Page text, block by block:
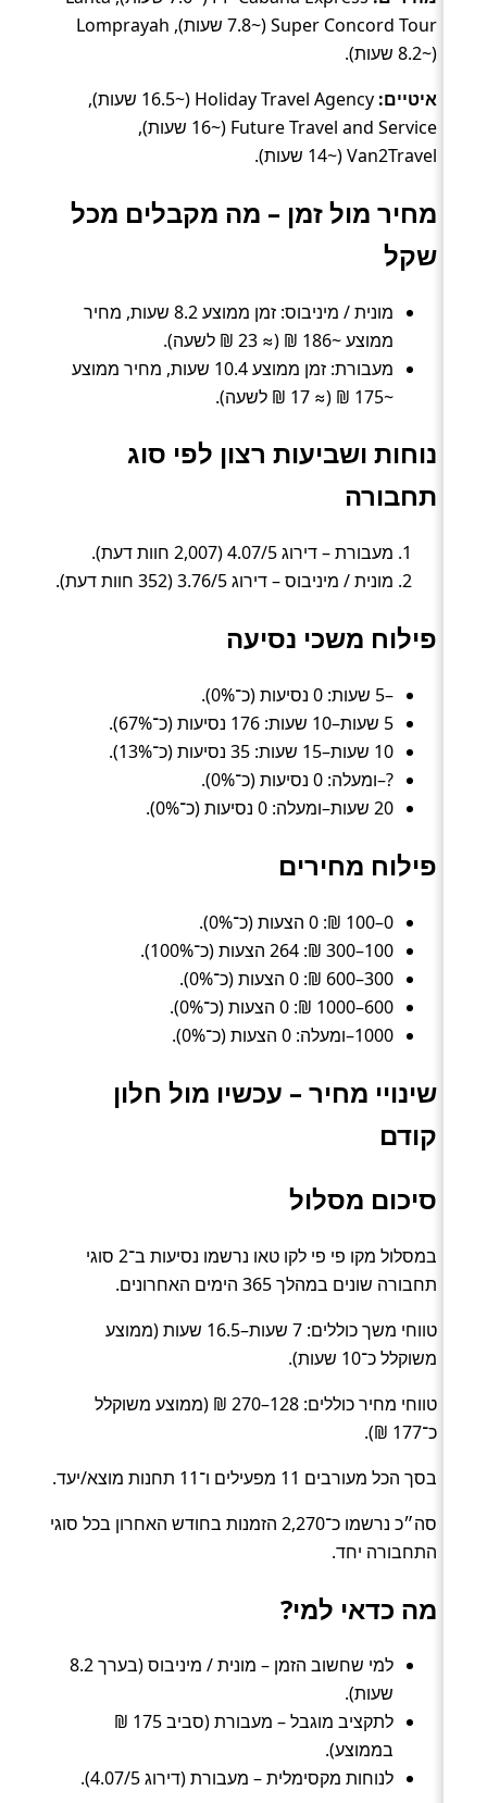
Super Concord Tour (~7.8 שעות), Lomprayah
(~8.2 שעות).
איטיים:
Holiday Travel Agency (~16.5 שעות),
Future Travel and Service (~16 שעות),
Van2Travel (~14 שעות).
מחיר מול זמן – מה מקבלים מכל
שקל
מונית / מיניבוס: זמן ממוצע 8.2 שעות, מחיר
ממוצע ~186 ₪ (≈ 23 ₪ לשעה).
מעבורת: זמן ממוצע 10.4 שעות, מחיר ממוצע
~175 ₪ (≈ 17 ₪ לשעה).
נוחות ושביעות רצון לפי סוג
תחבורה
מעבורת – דירוג 4.07/5 (2,007 חוות דעת).
מונית / מיניבוס – דירוג 3.76/5 (352 חוות דעת).
פילוח משכי נסיעה
–5 שעות: 0 נסיעות (כ־0%).
5 שעות–10 שעות: 176 נסיעות (כ־67%).
10 שעות–15 שעות: 35 נסיעות (כ־13%).
?–ומעלה: 0 נסיעות (כ־0%).
20 שעות–ומעלה: 0 נסיעות (כ־0%).
פילוח מחירים
0–100 ₪: 0 הצעות (כ־0%).
100–300 ₪: 264 הצעות (כ־100%).
300–600 ₪: 0 הצעות (כ־0%).
600–1000 ₪: 0 הצעות (כ־0%).
1000–ומעלה: 0 הצעות (כ־0%).
שינויי מחיר – עכשיו מול חלון
קודם
סיכום מסלול
במסלול מקו פי פי לקו טאו נרשמו נסיעות ב־2 סוגי
תחבורה שונים במהלך 365 הימים האחרונים.
טווחי משך כוללים: 7 שעות–16.5 שעות (ממוצע
משוקלל כ־10 שעות).
טווחי מחיר כוללים: 128–270 ₪ (ממוצע משוקלל
כ־177 ₪).
בסך הכל מעורבים 11 מפעילים ו־11 תחנות מוצא/יעד.
סה״כ נרשמו כ־2,270 הזמנות בחודש האחרון בכל סוגי
התחבורה יחד.
מה כדאי למי?
למי שחשוב הזמן – מונית / מיניבוס (בערך 8.2
שעות).
לתקציב מוגבל – מעבורת (סביב 175 ₪
בממוצע).
לנוחות מקסימלית – מעבורת (דירוג 4.07/5).